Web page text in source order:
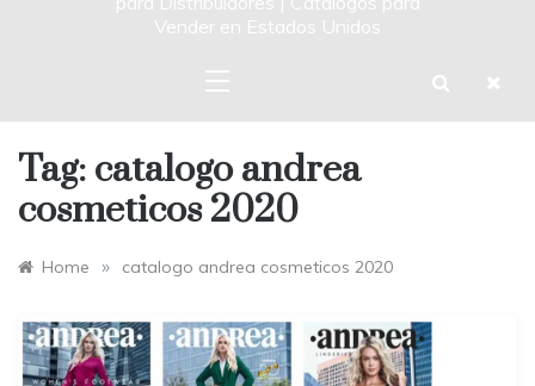
Vender en Estados Unidos
Tag: catalogo andrea
cosmeticos 2020
Home » catalogo andrea cosmeticos 2020